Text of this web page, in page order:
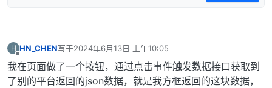
H
离线
HN_CHEN写于2024年6月13日 上午10:05
最后由 编辑
我在页面做了一个按钮，通过点击事件触发数据接口获取到
了别的平台返回的json数据，就是我方框返回的这块数据，